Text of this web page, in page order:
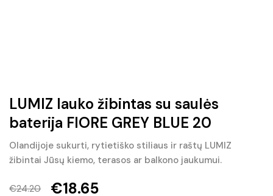
LUMIZ lauko žibintas su saulės
baterija FIORE GREY BLUE 20
Olandijoje sukurti, rytietiško stiliaus ir raštų LUMIZ
žibintai Jūsų kiemo, terasos ar balkono jaukumui.
€24.20 €18.65